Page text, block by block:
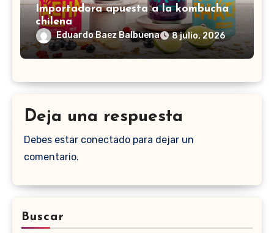
Importadora apuesta a la kombucha
chilena
Eduardo Baez Balbuena 8 julio, 2026
Deja una respuesta
Debes estar conectado para dejar un
comentario.
Buscar